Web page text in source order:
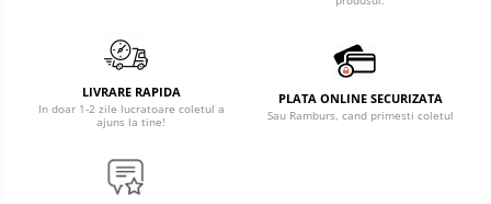
LIVRARE RAPIDA
In doar 1-2 zile lucratoare coletul a
ajuns la tine!
PLATA ONLINE SECURIZATA
Sau Ramburs, cand primesti coletul